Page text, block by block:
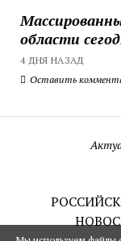
области
4 ДНЯ НАЗАД
Оставить